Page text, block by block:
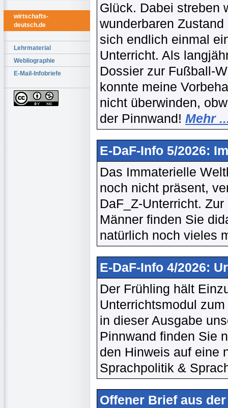
wirtschafts-
deutsch.de
Lehrmaterial
Webliographie
E-Mail-Infobriefe
Glück. Dabei streben
wunderbaren
sich endlich einmal
Unterricht. Als
Dossier zur Fußball-
konnte meine
nicht überwinden,
der Pinnwand! Mehr
E-DaF-Info 5/2026:
Das Immaterielle
noch nicht präsent,
DaF_Z-Unterricht.
Männer finden Sie
natürlich noch vieles
E-DaF-Info 4/2026:
Der Frühling hält
Unterrichtsmodul
in dieser Ausgabe
Pinnwand finden Sie
den Hinweis auf eine
Sprachpolitik &
Offener Brief aus